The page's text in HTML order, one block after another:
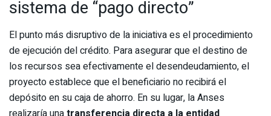
sistema de “pago directo”
El punto más disruptivo de la iniciativa es el procedimiento
de ejecución del crédito. Para asegurar que el destino de
los recursos sea efectivamente el desendeudamiento, el
proyecto establece que el beneficiario no recibirá el
depósito en su caja de ahorro. En su lugar, la Anses